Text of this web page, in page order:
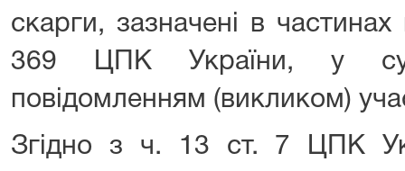
скарги, зазначені в частинах
369 ЦПК України, у
повідомленням (викликом)
Згідно з ч. 13 ст. 7 ЦПК